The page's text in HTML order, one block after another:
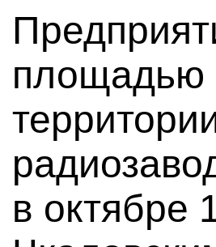
площадью
в октябре